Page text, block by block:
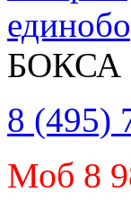
8 (495)
Моб 8